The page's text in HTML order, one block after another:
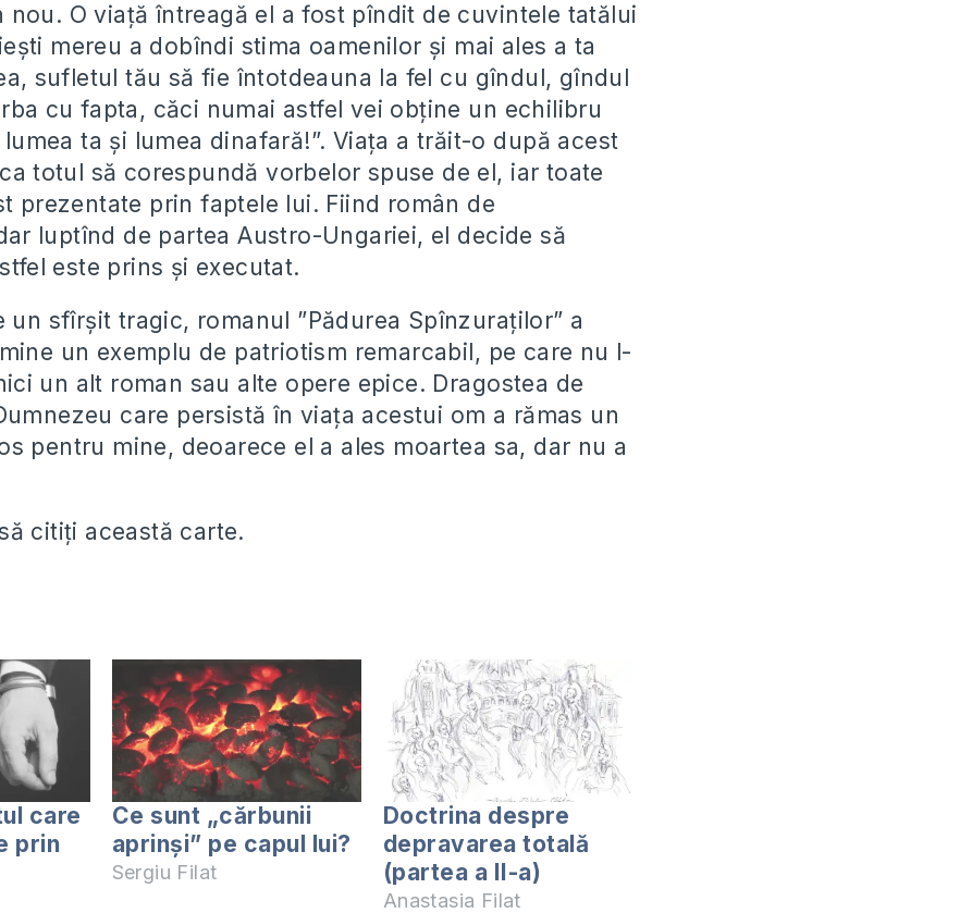
nou. O viață întreagă el a fost pîndit de cuvintele tatălui
mereu a dobîndi stima oamenilor și mai ales a ta
sufletul tău să fie întotdeauna la fel cu gîndul, gîndul
cu fapta, căci numai astfel vei obține un echilibru
ta și lumea dinafară!”. Viața a trăit-o după acest
totul să corespundă vorbelor spuse de el, iar toate
prezentate prin faptele lui. Fiind român de
luptînd de partea Austro-Ungariei, el decide să
este prins și executat.
un sfîrșit tragic, romanul ”Pădurea Spînzuraților” a
un exemplu de patriotism remarcabil, pe care nu l-
un alt roman sau alte opere epice. Dragostea de
care persistă în viața acestui om a rămas un
pentru mine, deoarece el a ales moartea sa, dar nu a
citiți această carte.
care
prin
Ce sunt „cărbunii
aprinși” pe capul lui?
Sergiu Filat
Doctrina despre
depravarea totală
(partea a II-a)
Anastasia Filat